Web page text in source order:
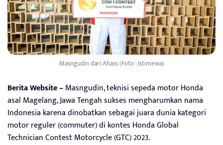
Masngudin dari Ahass (Foto : Istimewa)
Berita Website –Masngudin, teknisi sepeda motor Honda
asal Magelang, Jawa Tengah sukses mengharumkan nama
Indonesia karena dinobatkan sebagai juara dunia kategori
motor reguler (commuter) di kontes Honda Global
Technician Contest Motorcycle (GTC) 2023.